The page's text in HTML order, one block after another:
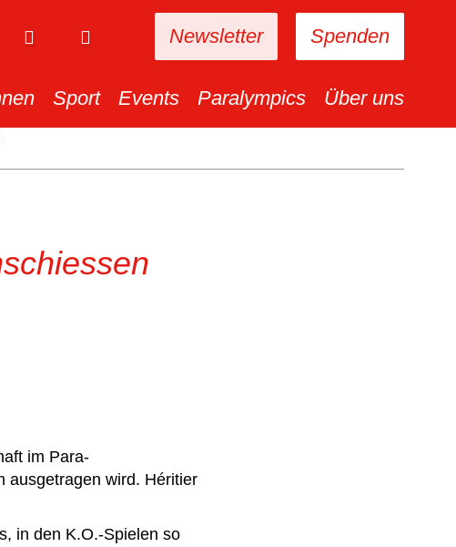
Spenden
Newsletter
Sport Events Paralympics Über uns
im Para-
ausgetragen wird. Héritier
in den K.O.-Spielen so